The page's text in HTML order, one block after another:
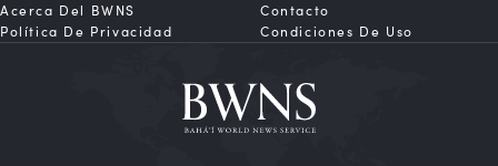
Acerca Del BWNS
Contacto
Política De Privacidad
Condiciones De Uso